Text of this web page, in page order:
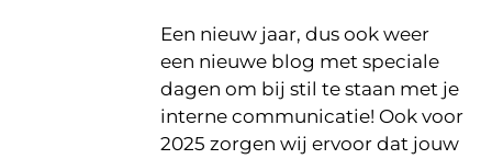
Een nieuw jaar, dus ook weer
een nieuwe blog met speciale
dagen om bij stil te staan met je
interne communicatie! Ook voor
2025 zorgen wij ervoor dat jouw